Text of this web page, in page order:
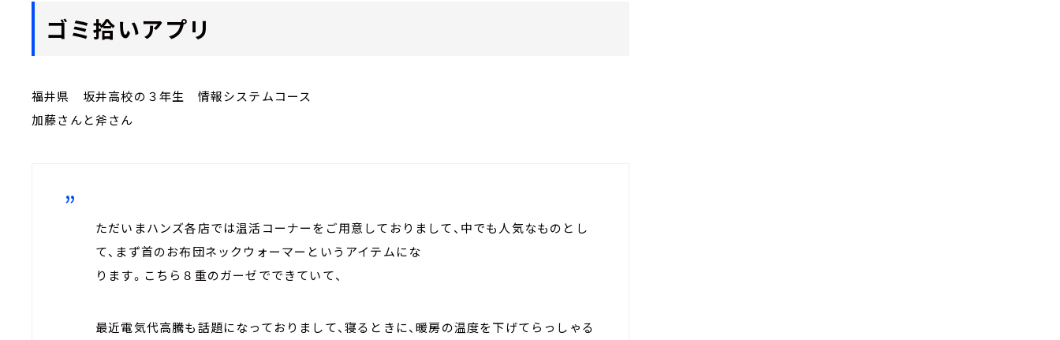
ゴミ拾いアプリ
福井県 坂井高校の３年生 情報システムコース
加藤さんと斧さん
ただいまハンズ各店では温活コーナーをご用意しておりまして、中でも人気なものとし
て、まず首のお布団ネックウォーマーというアイテムにな
ります。こちら８重のガーゼでできていて、
最近電気代高騰も話題になっておりまして、寝るときに、暖房の温度を下げてらっしゃる